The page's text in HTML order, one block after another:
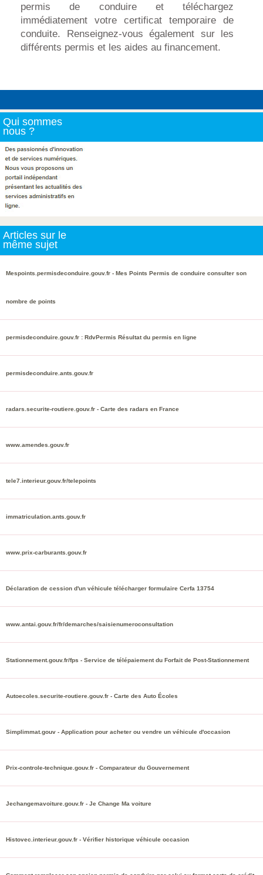
permis de conduire et téléchargez
immédiatement votre certificat temporaire de
conduite. Renseignez-vous également sur les
différents permis et les aides au financement.
Qui sommes
nous ?
Articles sur le
même sujet
Mespoints.permisdeconduire.gouv.fr - Mes Points Permis de conduire consulter son
nombre de points
permisdeconduire.gouv.fr : RdvPermis Résultat du permis en ligne
permisdeconduire.ants.gouv.fr
radars.securite-routiere.gouv.fr - Carte des radars en France
www.amendes.gouv.fr
tele7.interieur.gouv.fr/telepoints
immatriculation.ants.gouv.fr
www.prix-carburants.gouv.fr
Déclaration de cession d'un véhicule télécharger formulaire Cerfa 13754
www.antai.gouv.fr/fr/demarches/saisienumeroconsultation
Stationnement.gouv.fr/fps - Service de télépaiement du Forfait de Post-Stationnement
Autoecoles.securite-routiere.gouv.fr - Carte des Auto Écoles
Simplimmat.gouv - Application pour acheter ou vendre un véhicule d'occasion
Prix-controle-technique.gouv.fr - Comparateur du Gouvernement
Jechangemavoiture.gouv.fr - Je Change Ma voiture
Histovec.interieur.gouv.fr - Vérifier historique véhicule occasion